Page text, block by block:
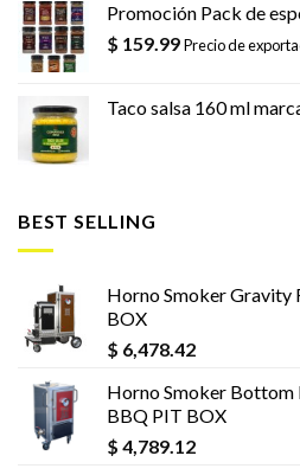
Promoción Pack de
$ 159.99Precio de
Taco salsa 160 ml
BEST SELLING
Horno Smoker Gravity
BOX
$ 6,478.42
Horno Smoker Bottom
BBQ PIT BOX
$ 4,789.12